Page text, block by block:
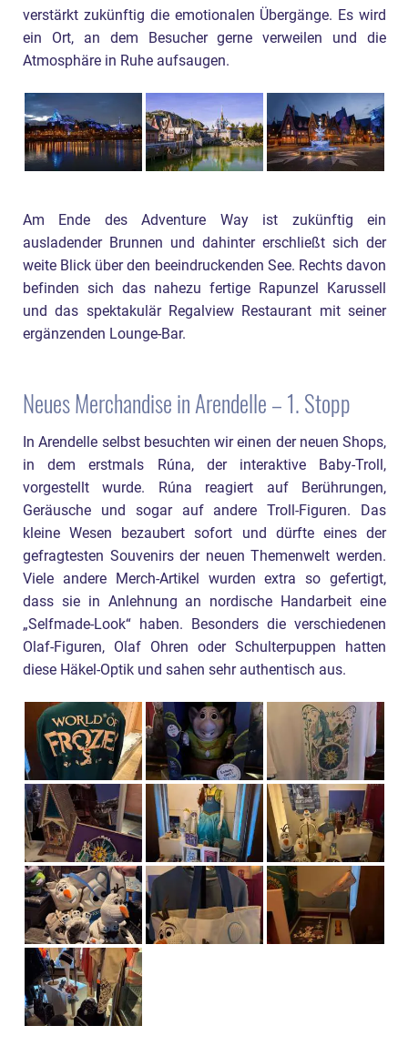
verstärkt zukünftig die emotionalen Übergänge. Es wird
ein Ort, an dem Besucher gerne verweilen und die
Atmosphäre in Ruhe aufsaugen.
Am Ende des Adventure Way ist zukünftig ein
ausladender Brunnen und dahinter erschließt sich der
weite Blick über den beeindruckenden See. Rechts davon
befinden sich das nahezu fertige Rapunzel Karussell
und das spektakulär Regalview Restaurant mit seiner
ergänzenden Lounge-Bar.
Neues Merchandise in Arendelle – 1. Stopp
In Arendelle selbst besuchten wir einen der neuen Shops,
in dem erstmals Rúna, der interaktive Baby-Troll,
vorgestellt wurde. Rúna reagiert auf Berührungen,
Geräusche und sogar auf andere Troll-Figuren. Das
kleine Wesen bezaubert sofort und dürfte eines der
gefragtesten Souvenirs der neuen Themenwelt werden.
Viele andere Merch-Artikel wurden extra so gefertigt,
dass sie in Anlehnung an nordische Handarbeit eine
„Selfmade-Look“ haben. Besonders die verschiedenen
Olaf-Figuren, Olaf Ohren oder Schulterpuppen hatten
diese Häkel-Optik und sahen sehr authentisch aus.